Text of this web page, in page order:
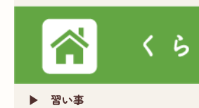
習い事